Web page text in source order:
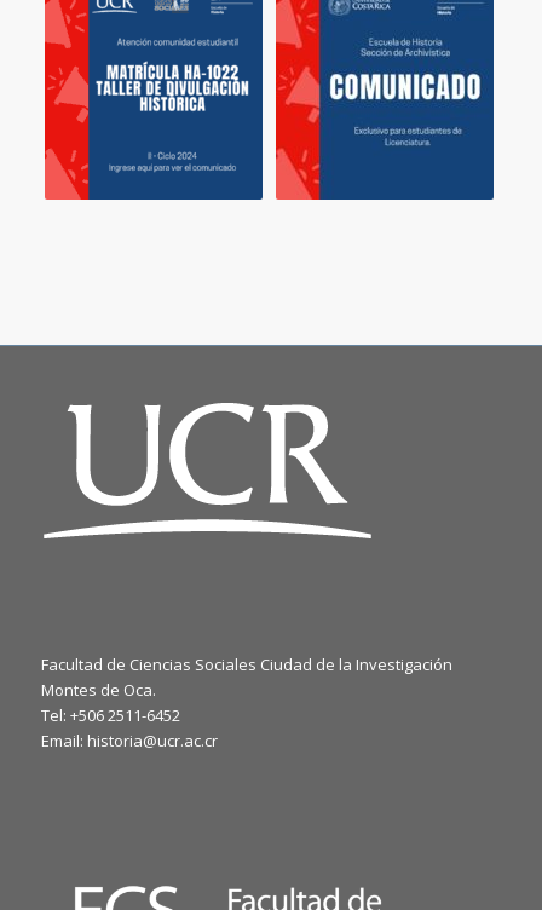
Facultad de Ciencias Sociales Ciudad de la Investigación
Montes de Oca.
Tel: +506 2511-6452
Email: historia@ucr.ac.cr